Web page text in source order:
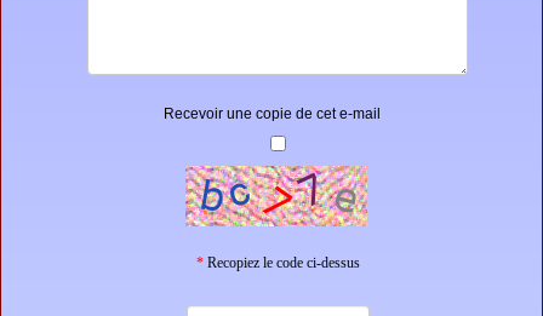
Recevoir une copie de cet e-mail
*Recopiez le code ci-dessus